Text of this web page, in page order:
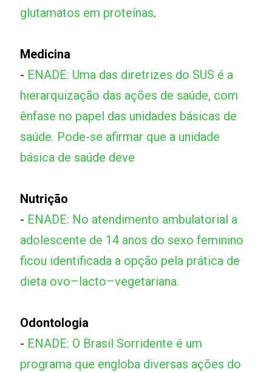
glutamatos em proteínas.
Medicina
- ENADE: Uma das diretrizes do SUS é a
hierarquização das ações de saúde, com
ênfase no papel das unidades básicas de
saúde. Pode-se afirmar que a unidade
básica de saúde deve
Nutrição
- ENADE: No atendimento ambulatorial a
adolescente de 14 anos do sexo feminino
ficou identificada a opção pela prática de
dieta ovo–lacto–vegetariana.
Odontologia
- ENADE: O Brasil Sorridente é um
programa que engloba diversas ações do